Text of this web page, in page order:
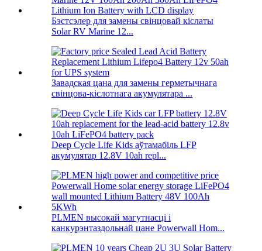
Бэстсэлер для замены свінцовай кіслаты
Solar RV Marine 12...
Завадская цана для замены герметычнага
свінцова-кіслотнага акумулятара ...
Deep Cycle Life Kids аўтамабіль LFP
акумулятар 12.8V 10ah repl...
PLMEN высокай магутнасці і
канкурэнтаздольнай цане Powerwall Hom...